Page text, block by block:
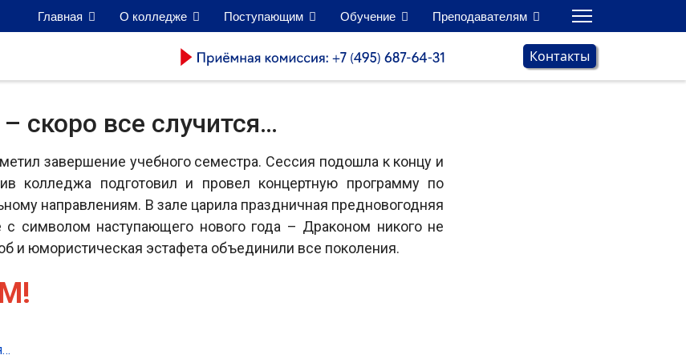
Главная О колледже Поступающим Обучение Преподавателям
Контакты
скоро все случится…
завершение учебного семестра. Сессия подошла к концу и
колледжа подготовил и провел концертную программу по
направлениям. В зале царила праздничная предновогодняя
символом наступающего нового года – Драконом никого не
юмористическая эстафета объединили все поколения.